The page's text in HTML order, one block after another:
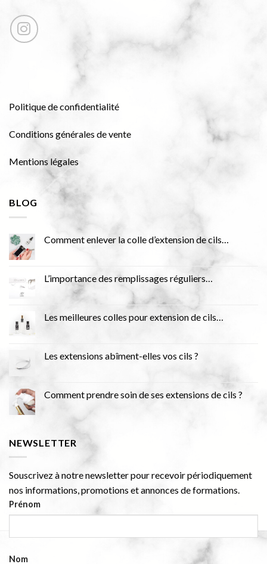
Politique de confidentialité
Conditions générales de vente
Mentions légales
BLOG
Comment enlever la colle d’extension de cils…
L’importance des remplissages réguliers…
Les meilleures colles pour extension de cils…
Les extensions abîment-elles vos cils ?
Comment prendre soin de ses extensions de cils ?
NEWSLETTER
Souscrivez à notre newsletter pour recevoir périodiquement
nos informations, promotions et annonces de formations.
Prénom
Nom